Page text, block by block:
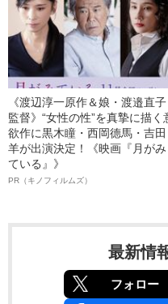
《渡辺淳一原作＆娘・渡邉直子
監督》“女性の性”を真摯に描く
欲作に黒木瞳・西岡德馬・吉田
羊が出演決定！《映画『月がみ
ている』》
PR（キノフィルムズ）
最新情
フォロー